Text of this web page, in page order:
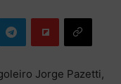
Jorge Pazetti,